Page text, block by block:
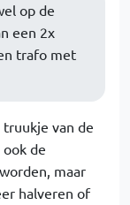
op de
een 2x
trafo met
van de
de
maar
halveren of